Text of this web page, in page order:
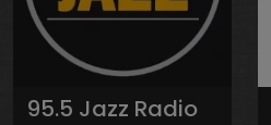
95.5 Jazz Radio